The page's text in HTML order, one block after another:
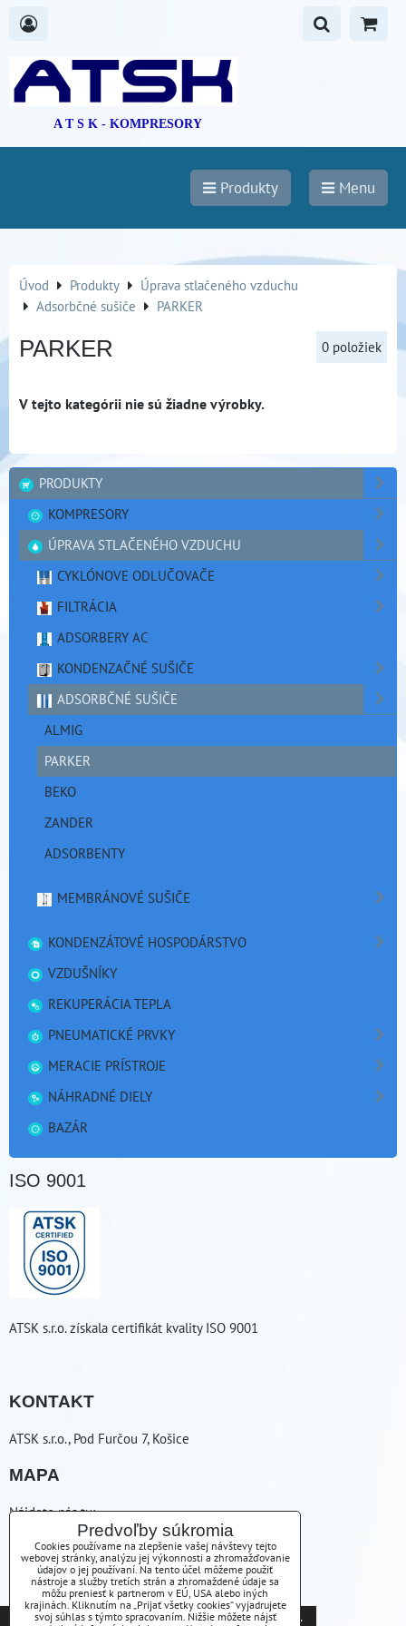
A T S K - KOMPRESORY
Produkty Menu
Úvod Produkty
Úprava stlačeného vzduchu
Adsorbčné sušiče
PARKER
PARKER 0 položiek
PRODUKTY
KOMPRESORY
ÚPRAVA STLAČENÉHO VZDUCHU
CYKLÓNOVE ODLUČOVAČE
FILTRÁCIA
ADSORBERY AC
KONDENZAČNÉ SUŠIČE
ADSORBČNÉ SUŠIČE
ALMIG
PARKER
BEKO
ZANDER
ADSORBENTY
MEMBRÁNOVÉ SUŠIČE
KONDENZÁTOVÉ HOSPODÁRSTVO
VZDUŠNÍKY
REKUPERÁCIA TEPLA
PNEUMATICKÉ PRVKY
MERACIE PRÍSTROJE
NÁHRADNÉ DIELY
BAZÁR
ISO 9001
ATSK s.r.o. získala certifikát kvality ISO 9001
KONTAKT
ATSK s.r.o., Pod Furčou 7, Košice
MAPA
Nájdete nás tu:
ZAVOLÁME VÁM SPÄŤ
+421556254223
atsk(@)atsk.sk
Predvoľby súkromia
Cookies používame na zlepšenie vašej návštevy tejto
webovej stránky, analýzu jej výkonnosti a zhromažďovanie
údajov o jej používaní. Na tento účel môžeme použiť
nástroje a služby tretích strán a zhromaždené údaje sa
môžu preniesť k partnerom v EÚ, USA alebo iných
krajinách. Kliknutím na „Prijať všetky cookies“ vyjadrujete
svoj súhlas s týmto spracovaním. Nižšie môžete nájsť
Tieto internetové stránky používajú súbory cookies.